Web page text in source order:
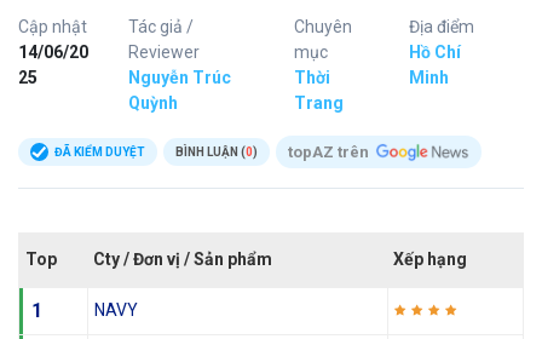
Cập nhật
14/06/20
25
Tác giả /
Reviewer
Nguyễn Trúc
Quỳnh
Chuyên
mục
Thời
Trang
Địa điểm
Hồ Chí
Minh
ĐÃ KIỂM DUYỆT BÌNH LUẬN (0) topAZ trên
Top Cty / Đơn vị / Sản phẩm Xếp hạng
1 NAVY